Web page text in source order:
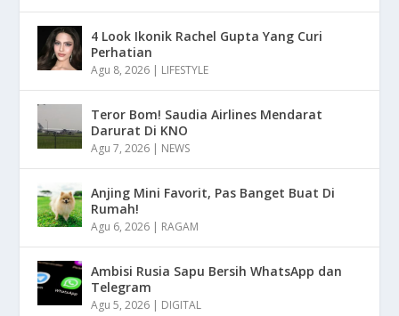
4 Look Ikonik Rachel Gupta Yang Curi
Perhatian
Agu 8, 2026 | LIFESTYLE
Teror Bom! Saudia Airlines Mendarat
Darurat Di KNO
Agu 7, 2026 | NEWS
Anjing Mini Favorit, Pas Banget Buat Di
Rumah!
Agu 6, 2026 | RAGAM
Ambisi Rusia Sapu Bersih WhatsApp dan
Telegram
Agu 5, 2026 | DIGITAL